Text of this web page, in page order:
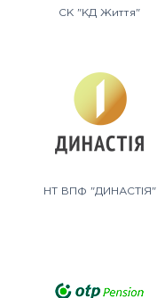
СК "КД Життя"
НТ ВПФ "ДИНАСТІЯ"